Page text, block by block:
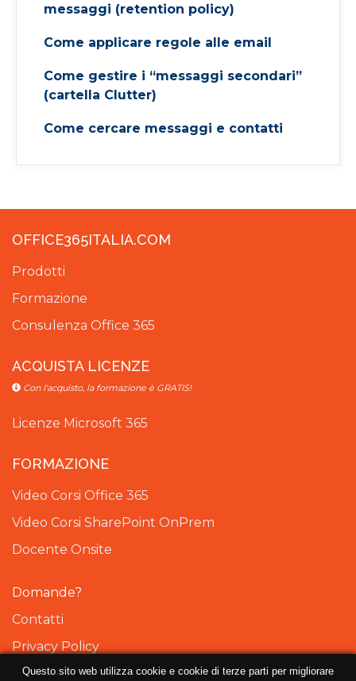
messaggi (retention policy)
Come applicare regole alle email
Come gestire i “messaggi secondari”
(cartella Clutter)
Come cercare messaggi e contatti
OFFICE365ITALIA.COM
Prodotti
Formazione
Consulenza Office 365
ACQUISTA LICENZE
Con l'acquisto, la formazione è GRATIS!
Licenze Microsoft 365
FORMAZIONE
Video Corsi Office 365
Video Corsi SharePoint OnPrem
Docente Onsite
Domande?
Contatti
Privacy Policy
Cookie Policy
Questo sito web utilizza cookie e cookie di terze parti per migliorare